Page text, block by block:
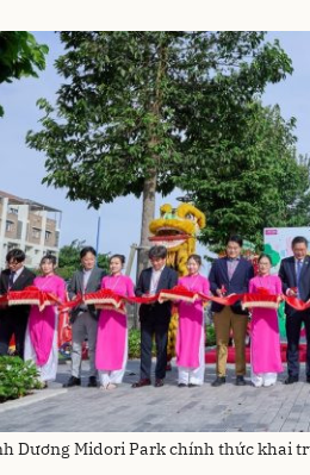
Dương Midori Park chính thức khai